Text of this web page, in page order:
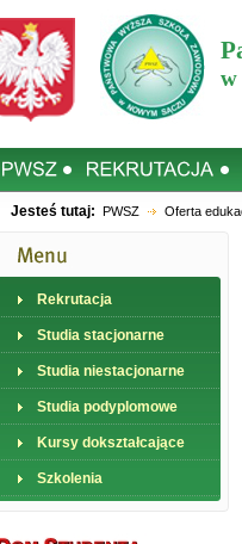
w
Jesteś tutaj: PWSZ Oferta
Rekrutacja
Studia stacjonarne
Studia niestacjonarne
Studia podyplomowe
Kursy dokształcające
Szkolenia